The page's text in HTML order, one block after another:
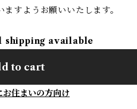
すようお願いいたします。
available
to cart
お住まいの方向け